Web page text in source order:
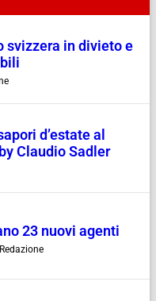
svizzera in divieto e
d’estate al
Claudio Sadler
23 nuovi agenti